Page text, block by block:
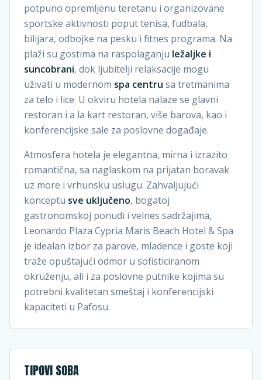
potpuno opremljenu teretanu i organizovane
sportske aktivnosti poput tenisa, fudbala,
bilijara, odbojke na pesku i fitnes programa. Na
plaži su gostima na raspolaganju ležaljke i
suncobrani, dok ljubitelji relaksacije mogu
uživati u modernom spa centru sa tretmanima
za telo i lice. U okviru hotela nalaze se glavni
restoran i a la kart restoran, više barova, kao i
konferencijske sale za poslovne događaje.
Atmosfera hotela je elegantna, mirna i izrazito
romantična, sa naglaskom na prijatan boravak
uz more i vrhunsku uslugu. Zahvaljujući
konceptu sve uključeno, bogatoj
gastronomskoj ponudi i velnes sadržajima,
Leonardo Plaza Cypria Maris Beach Hotel & Spa
je idealan izbor za parove, mladence i goste koji
traže opuštajući odmor u sofisticiranom
okruženju, ali i za poslovne putnike kojima su
potrebni kvalitetan smeštaj i konferencijski
kapaciteti u Pafosu.
TIPOVI SOBA